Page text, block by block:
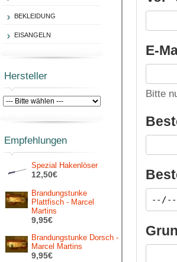
BEKLEIDUNG
EISANGELN
Hersteller
Empfehlungen
Spezial Hakenlöser
12,50€
Brandungstunke
Plattfisch - Marcel
Martins
9,95€
Brandungstunke Dorsch -
Marcel Martins
9,95€